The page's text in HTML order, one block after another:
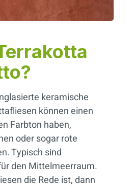
keramische
können einen
Farbton haben,
oder sogar rote
Typisch sind
den Mittelmeerraum.
die Rede ist, dann